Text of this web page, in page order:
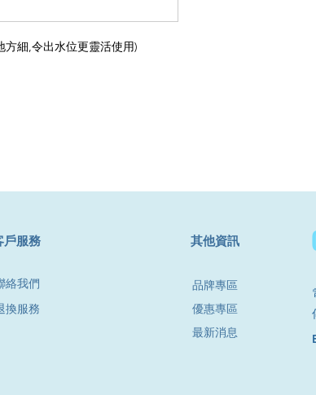
細,令出水位更靈活使用)
戶服務
絡我們
換服務
其他資訊
品牌專區
優惠專區
最新消息